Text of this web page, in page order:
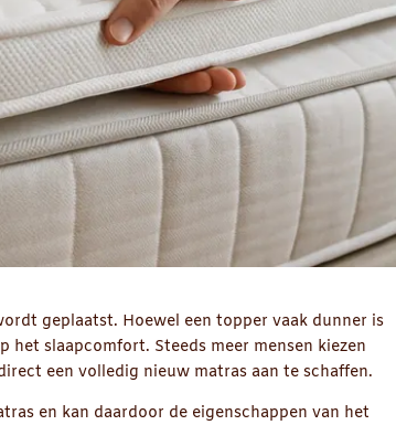
geplaatst. Hoewel een topper vaak dunner is
het slaapcomfort. Steeds meer mensen kiezen
een volledig nieuw matras aan te schaffen.
en kan daardoor de eigenschappen van het